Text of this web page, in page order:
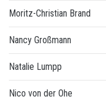
Moritz-Christian Brand
Nancy Großmann
Natalie Lumpp
Nico von der Ohe